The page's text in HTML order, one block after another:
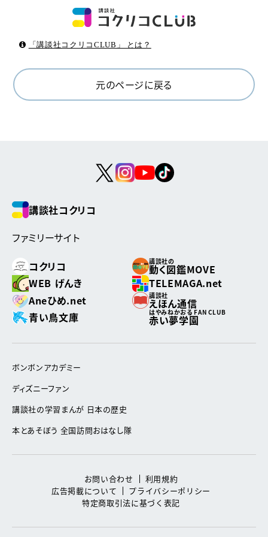
「講談社コクリコCLUB」 とは？
元のページに戻る
講談社コクリコ
ファミリーサイト
コクリコ
講談社の
動く図鑑MOVE
WEB げんき
TELEMAGA.net
Aneひめ.net
講談社
えほん通信
青い鳥文庫
はやみねかおる FAN CLUB
赤い夢学園
ボンボンアカデミー
ディズニーファン
講談社の学習まんが 日本の歴史
本とあそぼう 全国訪問おはなし隊
お問い合わせ
利用規約
広告掲載について
プライバシーポリシー
特定商取引法に基づく表記